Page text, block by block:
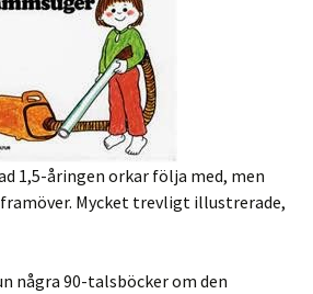
1,5-åringen orkar följa med, men
Mycket trevligt illustrerade,
några 90-talsböcker om den